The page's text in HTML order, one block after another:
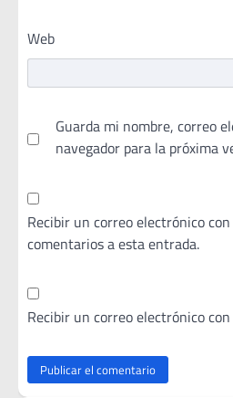
Web
Guarda mi nombre, correo
navegador para la próxima
Recibir un correo electrónico
comentarios a esta entrada.
Recibir un correo electrónico